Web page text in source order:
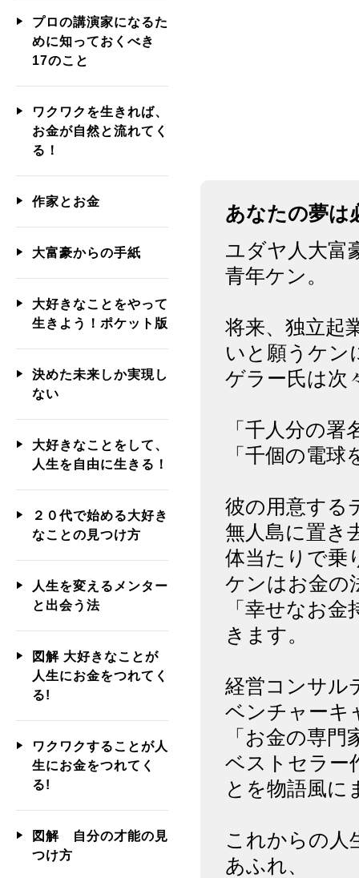
あなたの夢は
ユダヤ人大富
青年ケン。
将来、独立起
いと願うケン
ゲラー氏は次
「千人分の
「千個の電
彼の用意する
無人島に置き
体当たりで乗
ケンはお金の
「幸せなお
きます。
経営コンサル
ベンチャーキ
「お金の専
ベストセラー
とを物語風に
これからの人
あふれ、
プロの講演家になるた
めに知っておくべき
17のこと
ワクワクを生きれば、
お金が自然と流れてく
る！
作家とお金
大富豪からの手紙
大好きなことをやって
生きよう！ポケット版
決めた未来しか実現し
ない
大好きなことをして、
人生を自由に生きる！
２０代で始める大好き
なことの見つけ方
人生を変えるメンター
と出会う法
図解 大好きなことが
人生にお金をつれてく
る!
ワクワクすることが人
生にお金をつれてく
る!
図解 自分の才能の見
つけ方